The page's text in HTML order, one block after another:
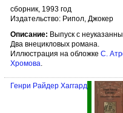
сборник, 1993 год
Издательство: Рипол, Джокер
Описание: Выпуск с
Два внецикловых романа.
Иллюстрация на обложке С.
Хромова
Генри Райдер Хаггард